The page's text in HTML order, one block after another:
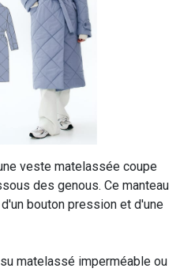
veste matelassée coupe
des genous. Ce manteau
bouton pression et d'une
matelassé imperméable ou